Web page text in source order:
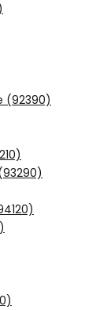
(92390)